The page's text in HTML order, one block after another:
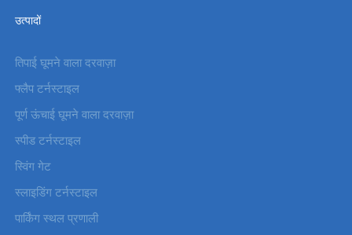
उत्पादों
तिपाई घूमने वाला दरवाज़ा
फ्लैप टर्नस्टाइल
पूर्ण ऊंचाई घूमने वाला दरवाज़ा
स्पीड टर्नस्टाइल
स्विंग गेट
स्लाइडिंग टर्नस्टाइल
पार्किंग स्थल प्रणाली